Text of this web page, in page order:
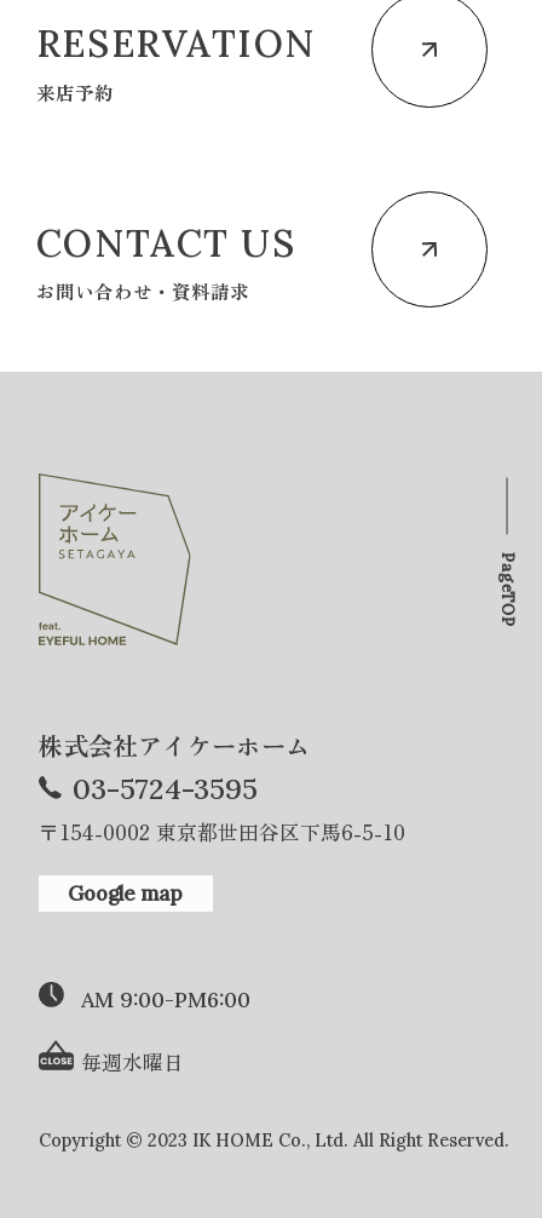
RESERVATION
来店予約
CONTACT US
お問い合わせ・資料請求
株式会社アイケーホーム
03-5724-3595
〒154-0002 東京都世田谷区下馬6-5-10
Google map
AM 9:00-PM6:00
毎週水曜日
Copyright © 2023 IK HOME Co., Ltd. All Right Reserved.
PageTOP